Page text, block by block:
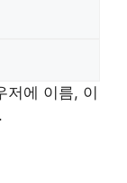
저에 이름, 이